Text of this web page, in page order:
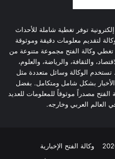
إلكترونية توفر تغطية شاملة للأحداث
لتقديم معلومات دقيقة وموثوقة
وكالة الفتح مجموعة متنوعة من
والثقافة، والرياضة، والعلوم،
تستخدم الوكالة وسائل متعددة مثل
بشكل شامل ومتكامل. بفضل
الفتح مصدراً موثوقاً للمعلومات للعديد
العالم العربي وخارجه.
وكالة الفتح الإخبارية